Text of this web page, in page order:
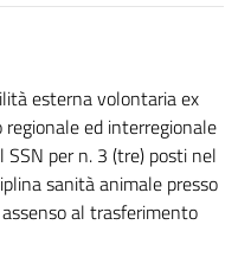
esterna volontaria ex
ed interregionale
per n. 3 (tre) posti nel
sanità animale presso
al trasferimento